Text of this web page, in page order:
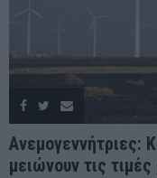
Ανεμογεννήτριες:
μειώνουν τις